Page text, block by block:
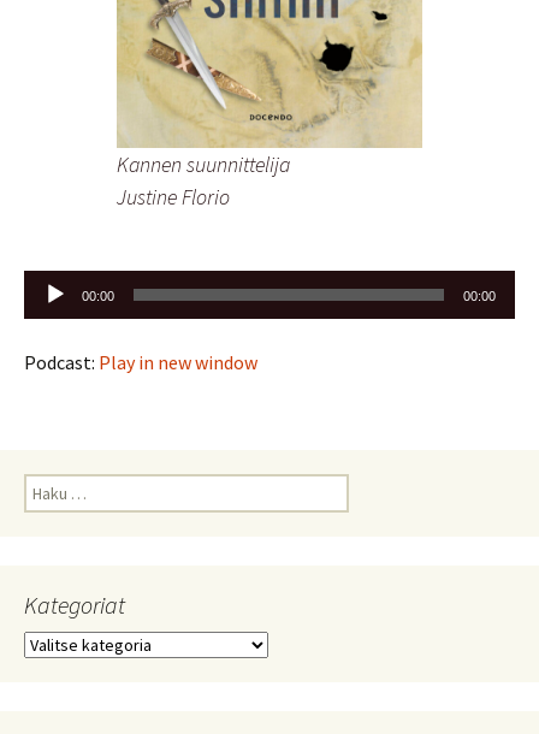
Kannen suunnittelija
Justine Florio
Äänitoistin
00:00 00:00
Podcast: Play in new window
Haku:
Kategoriat
Kategoriat